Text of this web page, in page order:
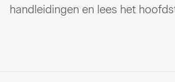
handleidingen en lees het